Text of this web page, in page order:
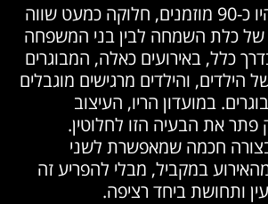
באירוע המדובר היו כ-90 מוזמנים, חלוקה כמעט שווה
של כלת השמחה לבין בני המשפחה
כלל, באירועים כאלה, המבוגרים
הילדים, והילדים מרגישים מוגבלים
במועדון הריו, העיצוב
פתר את הבעיה הזו לחלוטין.
חכמה שמאפשרת לשני
במקביל, מבלי להפריע זה
ותחושת ביחד רציפה.